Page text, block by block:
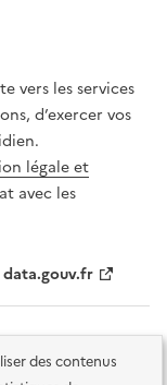
des contenus
vers les services
d’exercer vos
légale et
avec les
data.gouv.fr